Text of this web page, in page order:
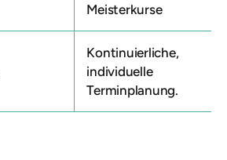
Meisterkurse
Kontinuierliche,
individuelle
Terminplanung.